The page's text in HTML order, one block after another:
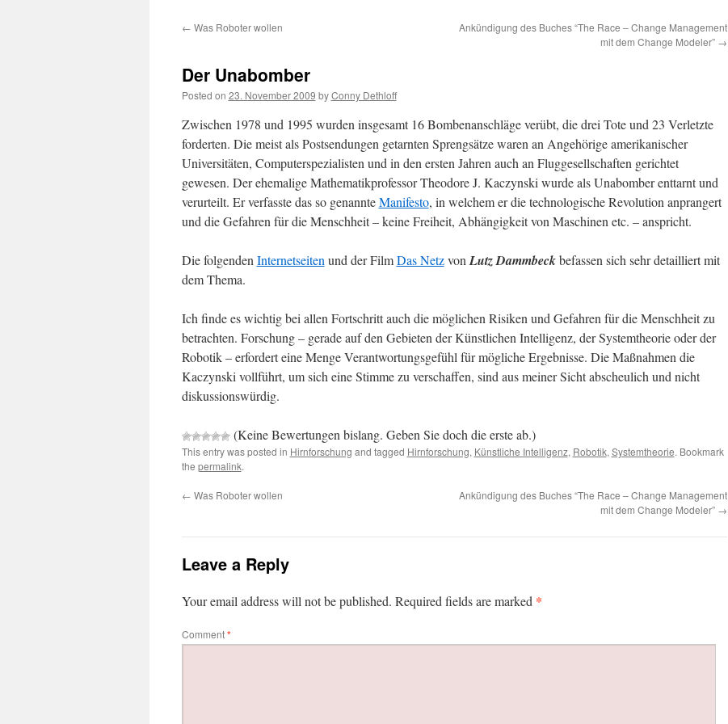
← Was Roboter wollen
Ankündigung des Buches “The Race – Change Management
mit dem Change Modeler” →
Der Unabomber
Posted on 23. November 2009 by Conny Dethloff
Zwischen 1978 und 1995 wurden insgesamt 16 Bombenanschläge verübt, die drei Tote und 23 Verletzte
forderten. Die meist als Postsendungen getarnten Sprengsätze waren an Angehörige amerikanischer
Universitäten, Computerspezialisten und in den ersten Jahren auch an Fluggesellschaften gerichtet
gewesen. Der ehemalige Mathematikprofessor Theodore J. Kaczynski wurde als Unabomber enttarnt und
verurteilt. Er verfasste das so genannteManifesto, in welchem er die technologische Revolution anprangert
und die Gefahren für die Menschheit – keine Freiheit, Abhängigkeit von Maschinen etc. – anspricht.
Die folgenden Internetseiten und der FilmDas Netzvon Lutz Dammbeckbefassen sich sehr detailliert mit
dem Thema.
Ich finde es wichtig bei allen Fortschritt auch die möglichen Risiken und Gefahren für die Menschheit zu
betrachten. Forschung – gerade auf den Gebieten der Künstlichen Intelligenz, der Systemtheorie oder der
Robotik – erfordert eine Menge Verantwortungsgefühl für mögliche Ergebnisse. Die Maßnahmen die
Kaczynski vollführt, um sich eine Stimme zu verschaffen, sind aus meiner Sicht abscheulich und nicht
diskussionswürdig.
(Keine Bewertungen bislang. Geben Sie doch die erste ab.)
This entry was posted in Hirnforschung and tagged Hirnforschung, Künstliche Intelligenz, Robotik, Systemtheorie. Bookmark
the permalink.
← Was Roboter wollen
Ankündigung des Buches “The Race – Change Management
mit dem Change Modeler” →
Leave a Reply
Your email address will not be published. Required fields are marked *
Comment*